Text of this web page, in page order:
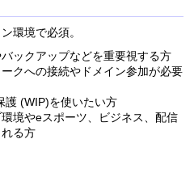
環境で必須。
バックアップなどを重要視する方
ークへの接続やドメイン参加が必要
護 (WIP)を使いたい方
環境やeスポーツ、ビジネス、配信
る方